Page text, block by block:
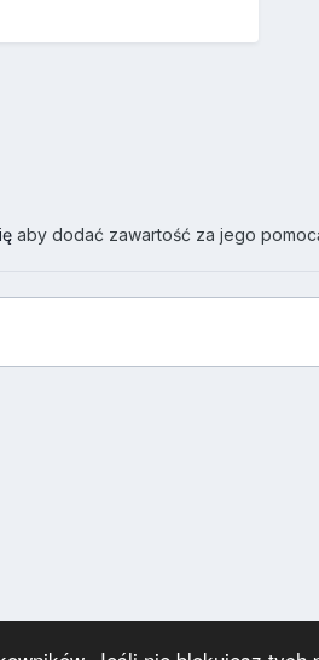
aby dodać zawartość za jego